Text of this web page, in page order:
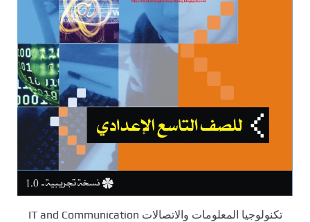
تكنولوجيا المعلومات والاتصالات IT and Communication